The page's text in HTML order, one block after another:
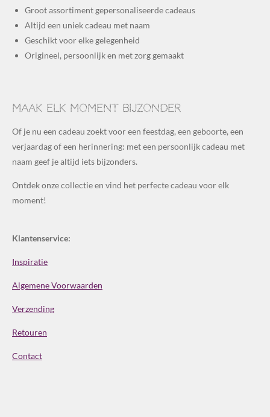
Groot assortiment gepersonaliseerde cadeaus
Altijd een uniek cadeau met naam
Geschikt voor elke gelegenheid
Origineel, persoonlijk en met zorg gemaakt
Maak elk moment bijzonder
Of je nu een cadeau zoekt voor een feestdag, een geboorte, een
verjaardag of een herinnering: met een persoonlijk cadeau met
naam geef je altijd iets bijzonders.
Ontdek onze collectie en vind het perfecte cadeau voor elk
moment!
Klantenservice:
Inspiratie
Algemene Voorwaarden
Verzending
Retouren
Contact